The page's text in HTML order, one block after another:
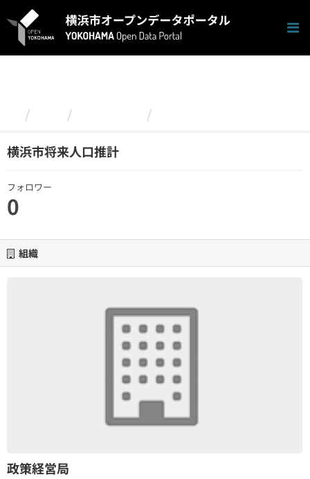
キ
横浜市将来人口推計
フォロワー
0
組織
政策経営局